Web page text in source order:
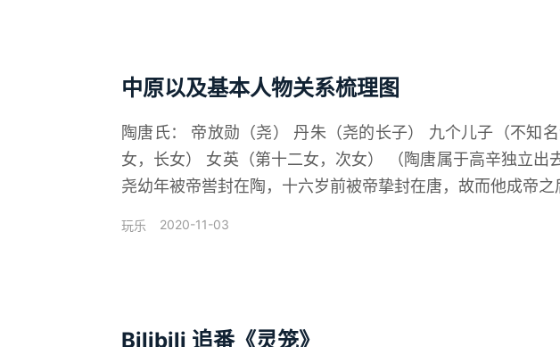
中原以及基本人物关系梳理图
陶唐氏： 帝放勋（尧） 丹朱（尧的长子） 九个儿子（不知
女，长女） 女英（第十二女，次女） （陶唐属于高辛独立出
尧幼年被帝喾封在陶，十六岁前被帝挚封在唐，故而他成帝之
玩乐 2020-11-03
Bilibili 追番《灵笼》